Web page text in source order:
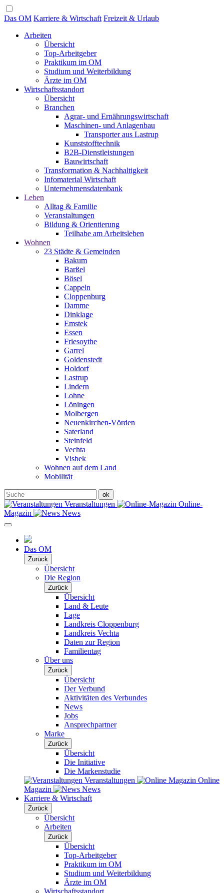
Das OM Karriere & Wirtschaft Freizeit & Urlaub
Arbeiten
Übersicht
Top-Arbeitgeber
Praktikum im OM
Studium und Weiterbildung
Ärzte im OM
Wirtschaftsstandort
Übersicht
Branchen
Agrar- und Ernährungswirtschaft
Maschinen- und Anlagenbau
Transporter aus Lastrup
Kunststofftechnik
B2B-Dienstleistungen
Bauwirtschaft
Transformation & Nachhaltigkeit
Infomaterial Wirtschaft
Unternehmensdatenbank
Leben
Alltag & Familie
Veranstaltungen
Bildung & Orientierung
Teilhabe am Arbeitsleben
Wohnen
23 Städte & Gemeinden
Bakum
Barßel
Bösel
Cappeln
Cloppenburg
Damme
Dinklage
Emstek
Essen
Friesoythe
Garrel
Goldenstedt
Holdorf
Lastrup
Lindern
Lohne
Löningen
Molbergen
Neuenkirchen-Vörden
Saterland
Steinfeld
Vechta
Visbek
Wohnen auf dem Land
Mobilität
Veranstaltungen
Online-
Magazin
News
Das OM
Zurück
Übersicht
Die Region
Zurück
Übersicht
Land & Leute
Lage
Landkreis Cloppenburg
Landkreis Vechta
Daten zur Region
Familientag
Über uns
Zurück
Übersicht
Der Verbund
Aktivitäten des Verbundes
News
Jobs
Ansprechpartner
Marke
Zurück
Übersicht
Die Initiative
Die Markenstudie
Veranstaltungen
Online
Magazin
News
Karriere & Wirtschaft
Zurück
Übersicht
Arbeiten
Zurück
Übersicht
Top-Arbeitgeber
Praktikum im OM
Studium und Weiterbildung
Ärzte im OM
Wirtschaftsstandort